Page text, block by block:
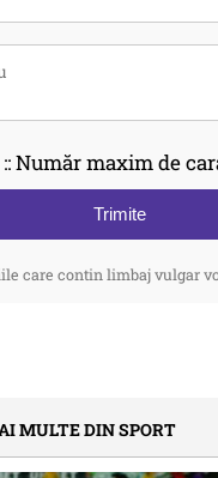
Număr maxim de
Trimite
care contin limbaj vulgar
MULTE DIN SPORT